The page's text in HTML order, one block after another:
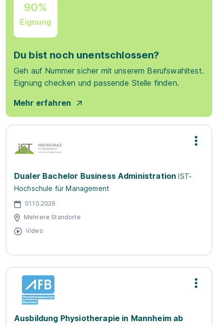
90%
Eignung
Du bist noch unentschlossen?
Geh auf Nummer sicher mit unserem Berufswahltest.
Eignung checken und passende Stelle finden.
Mehr erfahren
Dualer Bachelor Business Administration IST-
Hochschule für Management
01.10.2026
Mehrere Standorte
Video
Ausbildung Physiotherapie in Mannheim ab